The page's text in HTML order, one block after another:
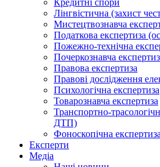
Лінгвістична (захист
Мистецтвознавча
Податкова експертиза
Пожежно-технічна
Почеркознавча
Правова експертиза
Правові дослідження
Психологічна експертиза
Товарознавча експертиза
Транспортно-
ДТП)
Фоноскопічна експертиза
Експерти
Медіа